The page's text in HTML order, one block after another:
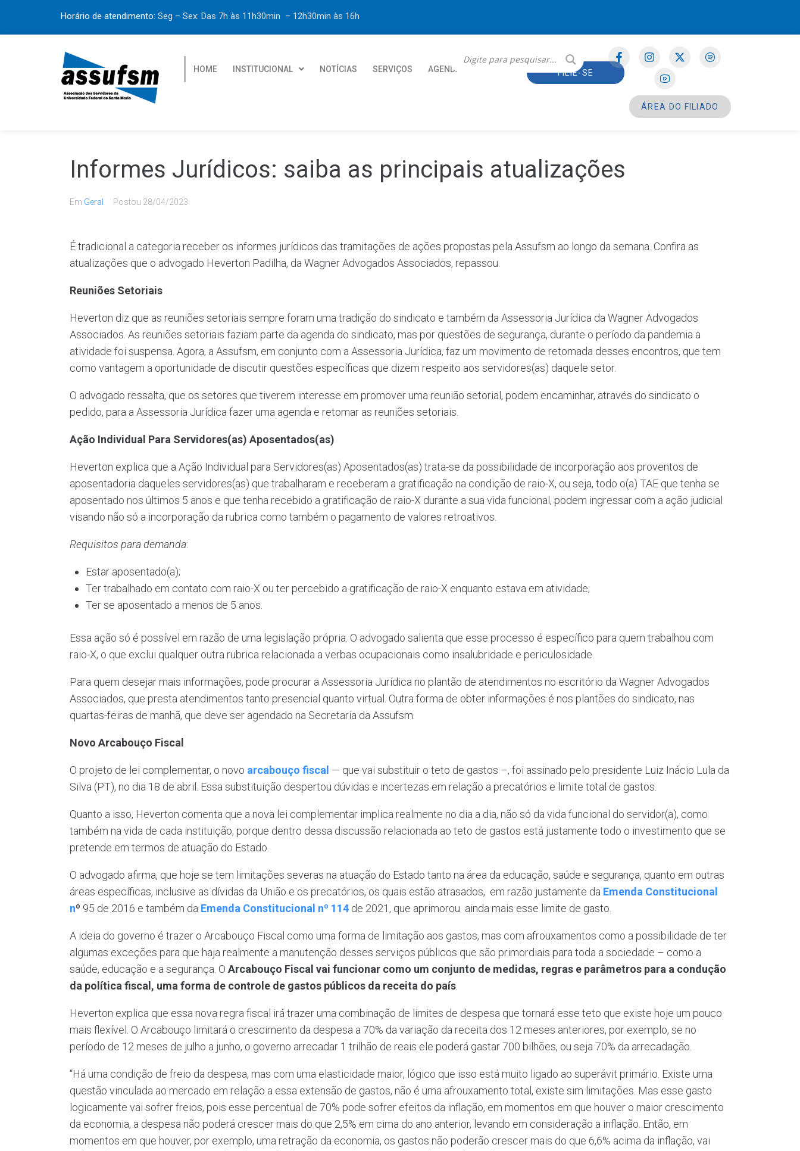
Horário de atendimento: Seg – Sex: Das 7h às 11h30min – 12h30min às 16h
HOME INSTITUCIONAL NOTÍCIAS SERVIÇOS AGENDA FILIE-SE
ÁREA DO FILIADO
Informes Jurídicos: saiba as principais atualizações
Em Geral Postou 28/04/2023
É tradicional a categoria receber os informes jurídicos das tramitações de ações propostas pela Assufsm ao longo da semana. Confira as
atualizações que o advogado Heverton Padilha, da Wagner Advogados Associados, repassou.
Reuniões Setoriais
Heverton diz que as reuniões setoriais sempre foram uma tradição do sindicato e também da Assessoria Jurídica da Wagner Advogados
Associados. As reuniões setoriais faziam parte da agenda do sindicato, mas por questões de segurança, durante o período da pandemia a
atividade foi suspensa. Agora, a Assufsm, em conjunto com a Assessoria Jurídica, faz um movimento de retomada desses encontros, que tem
como vantagem a oportunidade de discutir questões específicas que dizem respeito aos servidores(as) daquele setor.
O advogado ressalta, que os setores que tiverem interesse em promover uma reunião setorial, podem encaminhar, através do sindicato o
pedido, para a Assessoria Jurídica fazer uma agenda e retomar as reuniões setoriais.
Ação Individual Para Servidores(as) Aposentados(as)
Heverton explica que a Ação Individual para Servidores(as) Aposentados(as) trata-se da possibilidade de incorporação aos proventos de
aposentadoria daqueles servidores(as) que trabalharam e receberam a gratificação na condição de raio-X, ou seja, todo o(a) TAE que tenha se
aposentado nos últimos 5 anos e que tenha recebido a gratificação de raio-X durante a sua vida funcional, podem ingressar com a ação judicial
visando não só a incorporação da rubrica como também o pagamento de valores retroativos.
Requisitos para demanda:
Estar aposentado(a);
Ter trabalhado em contato com raio-X ou ter percebido a gratificação de raio-X enquanto estava em atividade;
Ter se aposentado a menos de 5 anos.
Essa ação só é possível em razão de uma legislação própria. O advogado salienta que esse processo é específico para quem trabalhou com
raio-X, o que exclui qualquer outra rubrica relacionada a verbas ocupacionais como insalubridade e periculosidade.
Para quem desejar mais informações, pode procurar a Assessoria Jurídica no plantão de atendimentos no escritório da Wagner Advogados
Associados, que presta atendimentos tanto presencial quanto virtual. Outra forma de obter informações é nos plantões do sindicato, nas
quartas-feiras de manhã, que deve ser agendado na Secretaria da Assufsm.
Novo Arcabouço Fiscal
O projeto de lei complementar, o novo arcabouço fiscal — que vai substituir o teto de gastos –, foi assinado pelo presidente Luiz Inácio Lula da
Silva (PT), no dia 18 de abril. Essa substituição despertou dúvidas e incertezas em relação a precatórios e limite total de gastos.
Quanto a isso, Heverton comenta que a nova lei complementar implica realmente no dia a dia, não só da vida funcional do servidor(a), como
também na vida de cada instituição, porque dentro dessa discussão relacionada ao teto de gastos está justamente todo o investimento que se
pretende em termos de atuação do Estado.
O advogado afirma, que hoje se tem limitações severas na atuação do Estado tanto na área da educação, saúde e segurança, quanto em outras
áreas específicas, inclusive as dívidas da União e os precatórios, os quais estão atrasados, em razão justamente da Emenda Constitucional
nº 95 de 2016 e também da Emenda Constitucional nº 114 de 2021, que aprimorou ainda mais esse limite de gasto.
A ideia do governo é trazer o Arcabouço Fiscal como uma forma de limitação aos gastos, mas com afrouxamentos como a possibilidade de ter
algumas exceções para que haja realmente a manutenção desses serviços públicos que são primordiais para toda a sociedade – como a
saúde, educação e a segurança. O Arcabouço Fiscal vai funcionar como um conjunto de medidas, regras e parâmetros para a condução
da política fiscal, uma forma de controle de gastos públicos da receita do país
Heverton explica que essa nova regra fiscal irá trazer uma combinação de limites de despesa que tornará esse teto que existe hoje um pouco
mais flexível. O Arcabouço limitará o crescimento da despesa a 70% da variação da receita dos 12 meses anteriores, por exemplo, se no
período de 12 meses de julho a junho, o governo arrecadar 1 trilhão de reais ele poderá gastar 700 bilhões, ou seja 70% da arrecadação.
“Há uma condição de freio da despesa, mas com uma elasticidade maior, lógico que isso está muito ligado ao superávit primário. Existe uma
questão vinculada ao mercado em relação a essa extensão de gastos, não é uma afrouxamento total, existe sim limitações. Mas esse gasto
logicamente vai sofrer freios, pois esse percentual de 70% pode sofrer efeitos da inflação, em momentos em que houver o maior crescimento
da economia, a despesa não poderá crescer mais do que 2,5% em cima do ano anterior, levando em consideração a inflação. Então, em
momentos em que houver, por exemplo, uma retração da economia, os gastos não poderão crescer mais do que 6,6% acima da inflação, vai